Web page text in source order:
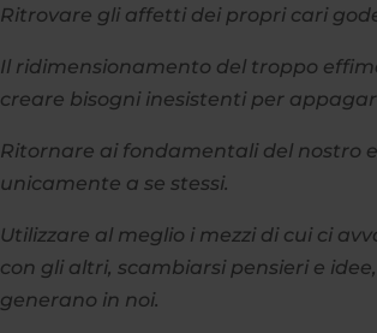
Ritrovare gli affetti dei propri cari
Il ridimensionamento del troppo
creare bisogni inesistenti per
Ritornare ai fondamentali del nostro
unicamente a se stessi.
Utilizzare al meglio i mezzi di cui ci
con gli altri, scambiarsi pensieri e
generano in noi.